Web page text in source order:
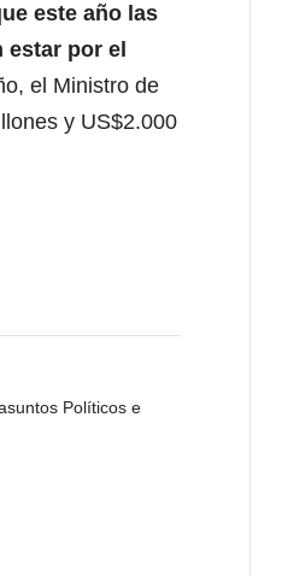
este año las
por el
el Ministro de
y US$2.000
Políticos e